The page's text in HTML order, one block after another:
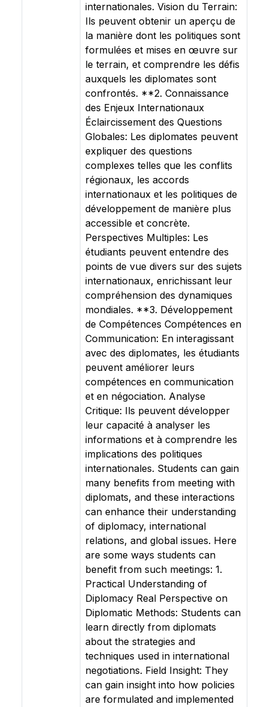
internationales. Vision du Terrain:
Ils peuvent obtenir un aperçu de
la manière dont les politiques sont
formulées et mises en œuvre sur
le terrain, et comprendre les défis
auxquels les diplomates sont
confrontés. **2. Connaissance
des Enjeux Internationaux
Éclaircissement des Questions
Globales: Les diplomates peuvent
expliquer des questions
complexes telles que les conflits
régionaux, les accords
internationaux et les politiques de
développement de manière plus
accessible et concrète.
Perspectives Multiples: Les
étudiants peuvent entendre des
points de vue divers sur des sujets
internationaux, enrichissant leur
compréhension des dynamiques
mondiales. **3. Développement
de Compétences Compétences en
Communication: En interagissant
avec des diplomates, les étudiants
peuvent améliorer leurs
compétences en communication
et en négociation. Analyse
Critique: Ils peuvent développer
leur capacité à analyser les
informations et à comprendre les
implications des politiques
internationales. Students can gain
many benefits from meeting with
diplomats, and these interactions
can enhance their understanding
of diplomacy, international
relations, and global issues. Here
are some ways students can
benefit from such meetings: 1.
Practical Understanding of
Diplomacy Real Perspective on
Diplomatic Methods: Students can
learn directly from diplomats
about the strategies and
techniques used in international
negotiations. Field Insight: They
can gain insight into how policies
are formulated and implemented